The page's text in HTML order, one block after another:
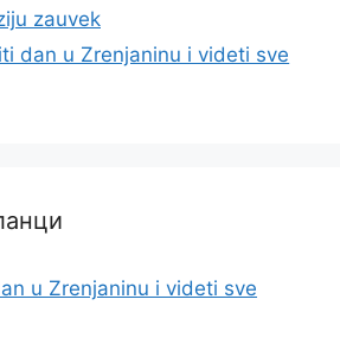
zauvek
dan u Zrenjaninu i videti sve
u Zrenjaninu i videti sve